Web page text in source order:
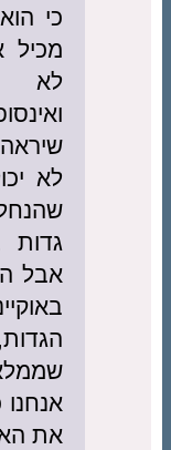
כי
מכיל
לא
שיראה
לא
גדות
אבל
את